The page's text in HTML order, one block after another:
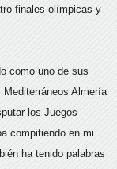
finales olímpicas y
como uno de sus
Almería
los Juegos
compitiendo en mi
ha tenido palabras